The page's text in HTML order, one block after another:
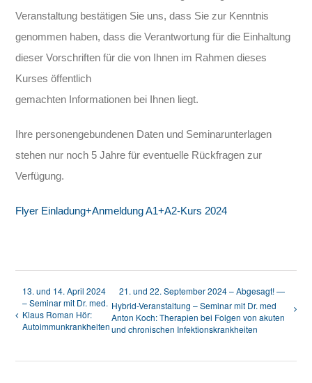
Veranstaltung bestätigen Sie uns, dass Sie zur Kenntnis
genommen haben, dass die Verantwortung für die Einhaltung
dieser Vorschriften für die von Ihnen im Rahmen dieses
Kurses öffentlich
gemachten Informationen bei Ihnen liegt.
Ihre personengebundenen Daten und Seminarunterlagen
stehen nur noch 5 Jahre für eventuelle Rückfragen zur
Verfügung.
Flyer Einladung+Anmeldung A1+A2-Kurs 2024
13. und 14. April 2024
– Seminar mit Dr. med.
Klaus Roman Hör:
Autoimmunkrankheiten
21. und 22. September 2024 – Abgesagt! —
Hybrid-Veranstaltung – Seminar mit Dr. med
Anton Koch: Therapien bei Folgen von akuten
und chronischen Infektionskrankheiten